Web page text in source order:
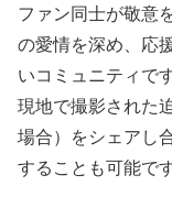
ファン同士が敬意
の愛情を深め、応
いコミュニティです
現地で撮影された
場合）をシェアし
することも可能です